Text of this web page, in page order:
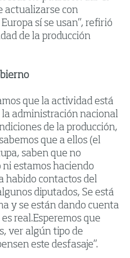
actualizarse con
sí se usan”, refirió
de la producción
que la actividad está
administración nacional
de la producción,
que a ellos (el
saben que no
estamos haciendo
habido contactos del
diputados, Se está
y se están dando cuenta
real.Esperemos que
ver algún tipo de
este desfasaje”.